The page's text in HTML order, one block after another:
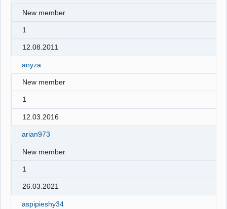
New member
1
12.08.2011
anyza
New member
1
12.03.2016
arian973
New member
1
26.03.2021
aspipieshy34